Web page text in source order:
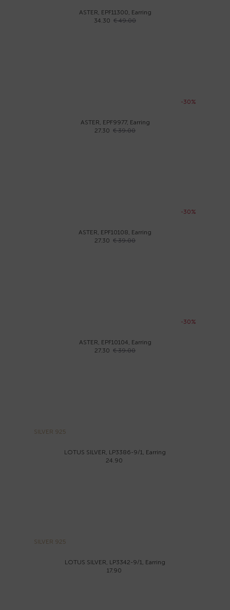
ASTER, EPF11300, Earring
34.30 € 49.00
-30%
ASTER, EPF9977, Earring
27.30 € 39.00
-30%
ASTER, EPF10108, Earring
27.30 € 39.00
-30%
ASTER, EPF10104, Earring
27.30 € 39.00
SILVER 925
LOTUS SILVER, LP3386-9/1, Earring
24.90
SILVER 925
LOTUS SILVER, LP3342-9/1, Earring
17.90